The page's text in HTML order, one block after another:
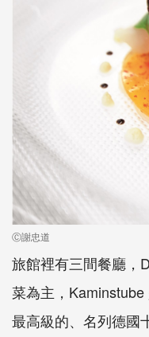
Ⓒ謝忠道
旅館裡有三間餐廳，
菜為主，
最高級的、名列德國